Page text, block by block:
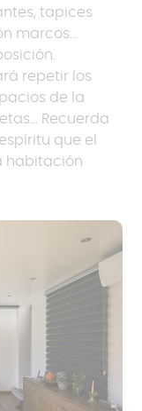
tapices
marcos...
repetir los
de la
Recuerda
que el
habitación